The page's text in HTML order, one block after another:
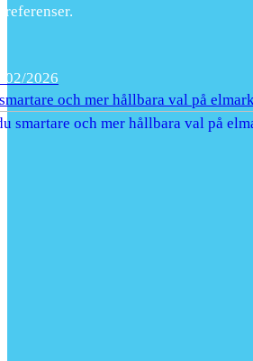
02/2026
och mer hållbara val på